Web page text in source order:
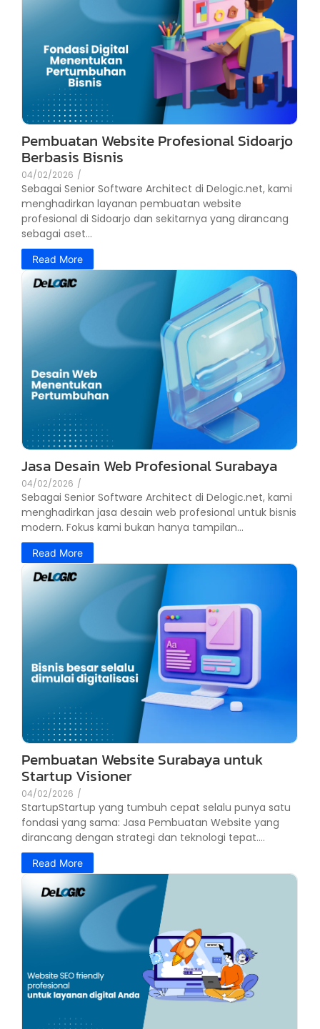
Pembuatan Website Profesional Sidoarjo
Berbasis Bisnis
04/02/2026 /
Sebagai Senior Software Architect di Delogic.net, kami
menghadirkan layanan pembuatan website
profesional di Sidoarjo dan sekitarnya yang dirancang
sebagai aset...
Read More
Jasa Desain Web Profesional Surabaya
04/02/2026 /
Sebagai Senior Software Architect di Delogic.net, kami
menghadirkan jasa desain web profesional untuk bisnis
modern. Fokus kami bukan hanya tampilan...
Read More
Pembuatan Website Surabaya untuk
Startup Visioner
04/02/2026 /
StartupStartup yang tumbuh cepat selalu punya satu
fondasi yang sama: Jasa Pembuatan Website yang
dirancang dengan strategi dan teknologi tepat....
Read More